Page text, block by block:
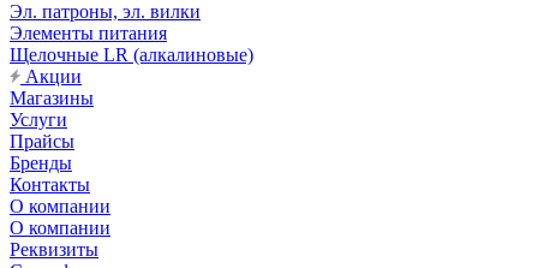
Эл. патроны, эл. вилки
Элементы питания
Щелочные LR (алкалиновые)
Акции
Магазины
Услуги
Прайсы
Бренды
Контакты
О компании
О компании
Реквизиты